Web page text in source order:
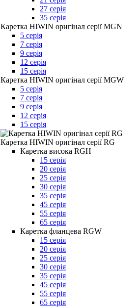
27 серія
35 серія
Каретка HIWIN оригінал серії MGN
5 серія
7 серія
9 серія
12 серія
15 серія
Каретка HIWIN оригінал серії MGW
5 серія
7 серія
9 серія
12 серія
15 серія
Каретка HIWIN оригінал серії RG
Каретка висока RGH
15 серія
20 серія
25 серія
30 серія
35 серія
45 серія
55 серія
65 серія
Каретка фланцева RGW
15 серія
20 серія
25 серія
30 серія
35 серія
45 серія
55 серія
65 серія